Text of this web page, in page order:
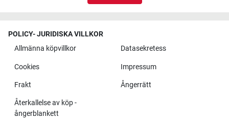
POLICY- JURIDISKA VILLKOR
Allmänna köpvillkor
Datasekretess
Cookies Impressum
Frakt Ångerrätt
Återkallelse av köp -
ångerblankett